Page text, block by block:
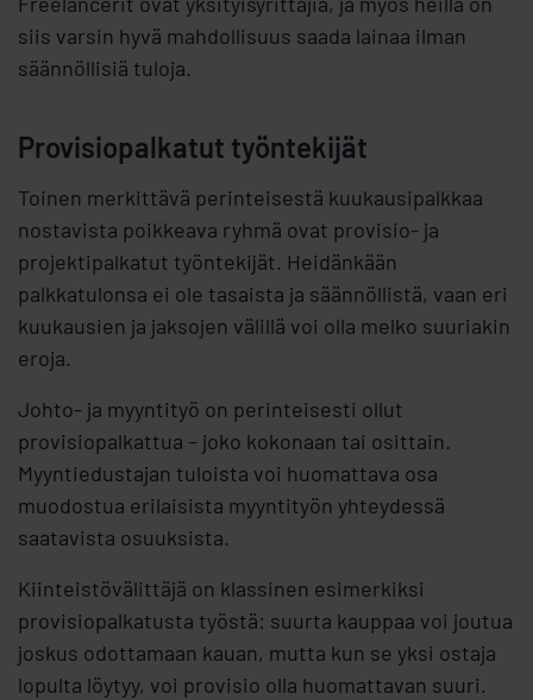
siis varsin hyvä mahdollisuus saada lainaa ilman
säännöllisiä tuloja.
Provisiopalkatut työntekijät
Toinen merkittävä perinteisestä kuukausipalkkaa
nostavista poikkeava ryhmä ovat provisio- ja
projektipalkatut työntekijät. Heidänkään
palkkatulonsa ei ole tasaista ja säännöllistä, vaan eri
kuukausien ja jaksojen välillä voi olla melko suuriakin
eroja.
Johto- ja myyntityö on perinteisesti ollut
provisiopalkattua – joko kokonaan tai osittain.
Myyntiedustajan tuloista voi huomattava osa
muodostua erilaisista myyntityön yhteydessä
saatavista osuuksista.
Kiinteistövälittäjä on klassinen esimerkiksi
provisiopalkatusta työstä: suurta kauppaa voi joutua
joskus odottamaan kauan, mutta kun se yksi ostaja
lopulta löytyy, voi provisio olla huomattavan suuri.